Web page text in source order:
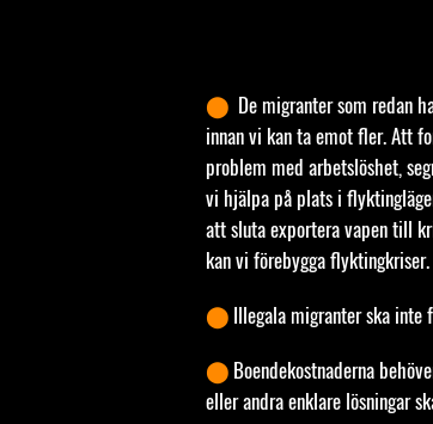
⬤ De migranter som redan
innan vi kan ta emot fler. Att
problem med arbetslöshet,
vi hjälpa på plats i
att sluta exportera vapen till
kan vi förebygga flyktingkriser.
⬤ Illegala migranter ska inte
⬤ Boendekostnaderna
eller andra enklare lösningar